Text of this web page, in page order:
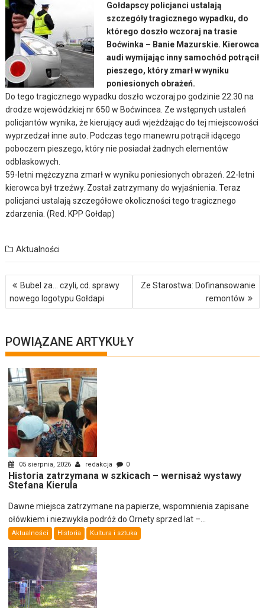
Gołdapscy policjanci ustalają
szczegóły tragicznego wypadku, do
którego doszło wczoraj na trasie
Boćwinka – Banie Mazurskie. Kierowca
audi wymijając inny samochód potrącił
pieszego, który zmarł w wyniku
poniesionych obrażeń.
Do tego tragicznego wypadku doszło wczoraj po godzinie 22.30 na
drodze wojewódzkiej nr 650 w Boćwincea. Ze wstępnych ustaleń
policjantów wynika, że kierujący audi wjeżdżając do tej miejscowości
wyprzedzał inne auto. Podczas tego manewru potrącił idącego
poboczem pieszego, który nie posiadał żadnych elementów
odblaskowych.
59-letni mężczyzna zmarł w wyniku poniesionych obrażeń. 22-letni
kierowca był trzeźwy. Został zatrzymany do wyjaśnienia. Teraz
policjanci ustalają szczegółowe okoliczności tego tragicznego
zdarzenia. (Red. KPP Gołdap)
Aktualności
Nawigacja
wpisu
Bubel za… czyli, cd. sprawy
nowego logotypu Gołdapi
Ze Starostwa: Dofinansowanie
remontów
POWIĄZANE ARTYKUŁY
05 sierpnia, 2026 redakcja 0
Historia zatrzymana w szkicach – wernisaż wystawy
Stefana Kierula
Dawne miejsca zatrzymane na papierze, wspomnienia zapisane
ołówkiem i niezwykła podróż do Ornety sprzed lat –...
Aktualności Historia Kultura i sztuka